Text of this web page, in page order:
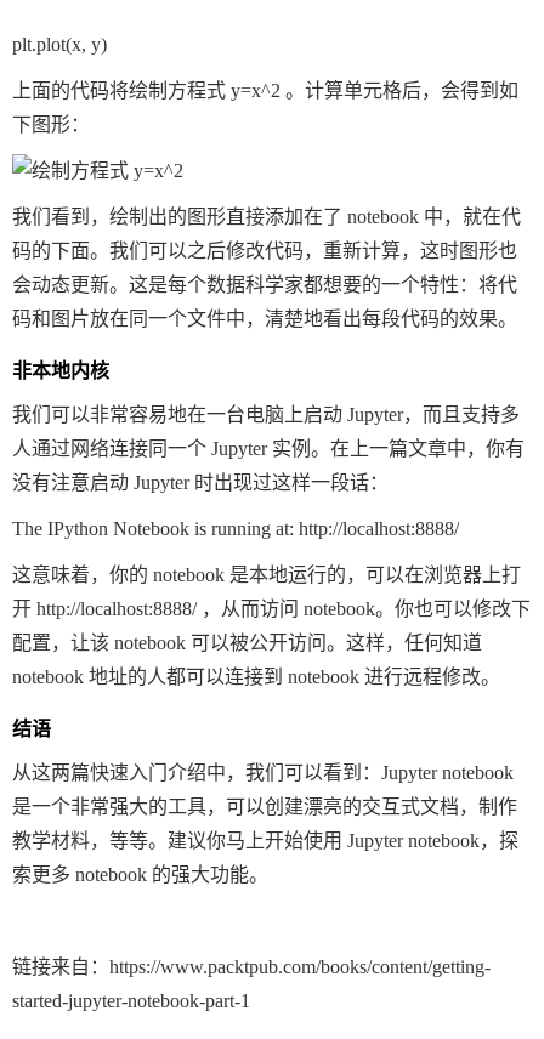
plt.plot(x, y
上面的代码将绘制方程式 y=x^2 。计算单元格后，会得到如
下图形：
我们看到，绘制出的图形直接添加在了 notebook 中，就在代
码的下面。我们可以之后修改代码，重新计算，这时图形也
会动态更新。这是每个数据科学家都想要的一个特性：将代
码和图片放在同一个文件中，清楚地看出每段代码的效果。
非本地内核
我们可以非常容易地在一台电脑上启动 Jupyter，而且支持多
人通过网络连接同一个 Jupyter 实例。在上一篇文章中，你有
没有注意启动 Jupyter 时出现过这样一段话：
这意味着，你的 notebook 是本地运行的，可以在浏览器上打
开 http://localhost:8888/ ，从而访问 notebook。你也可以修改下
配置，让该 notebook 可以被公开访问。这样，任何知道
notebook 地址的人都可以连接到 notebook 进行远程修改。
结语
从这两篇快速入门介绍中，我们可以看到：Jupyter notebook
是一个非常强大的工具，可以创建漂亮的交互式文档，制作
教学材料，等等。建议你马上开始使用 Jupyter notebook，探
索更多 notebook 的强大功能。
链接来自：https://www.packtpub.com/books/content/getting-
started-jupyter-notebook-part-1